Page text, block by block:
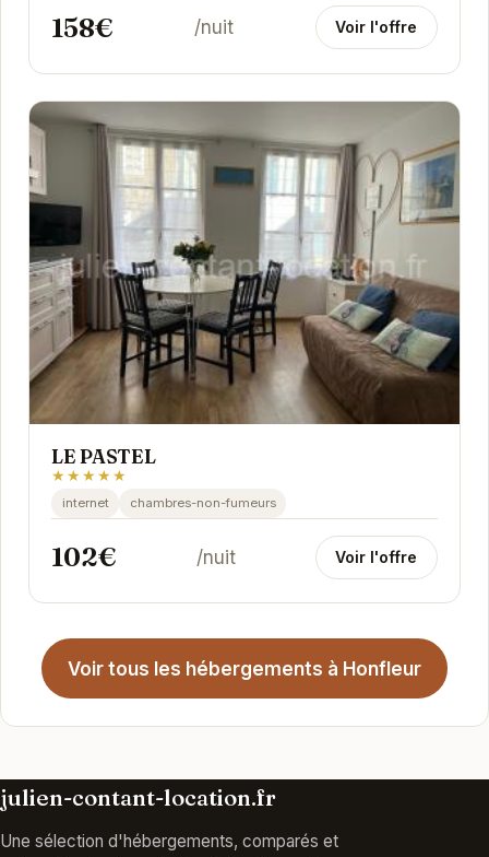
158€ /nuit Voir l'offre
LE PASTEL
★★★★★
internet chambres-non-fumeurs
102€ /nuit Voir l'offre
Voir tous les hébergements à Honfleur
julien-contant-location.fr
Une sélection d'hébergements, comparés et